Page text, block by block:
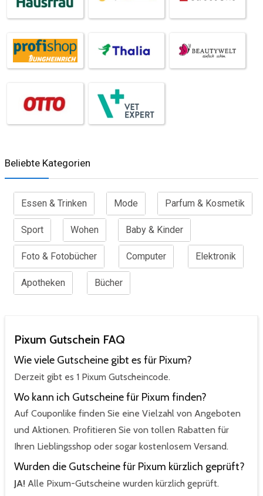
Beliebte Kategorien
Essen & Trinken Mode Parfum & Kosmetik
Sport Wohen Baby & Kinder
Foto & Fotobücher Computer Elektronik
Apotheken Bücher
Pixum Gutschein FAQ
Wie viele Gutscheine gibt es für Pixum?
Derzeit gibt es 1 Pixum Gutscheincode.
Wo kann ich Gutscheine für Pixum finden?
Auf Couponlike finden Sie eine Vielzahl von Angeboten
und Aktionen. Profitieren Sie von tollen Rabatten für
Ihren Lieblingsshop oder sogar kostenlosem Versand.
Wurden die Gutscheine für Pixum kürzlich geprüft?
JA! Alle Pixum-Gutscheine wurden kürzlich geprüft.